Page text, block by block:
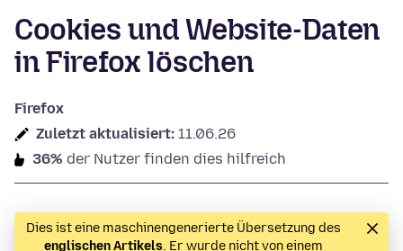
Cookies und Website-Daten
in Firefox löschen
Firefox
Zuletzt aktualisiert: 11.06.26
36% der Nutzer finden dies hilfreich
Dies ist eine maschinengenerierte Übersetzung des
englischen Artikels. Er wurde nicht von einem